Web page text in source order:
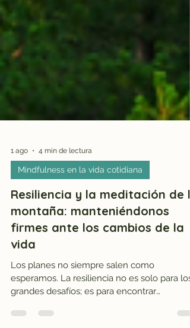
1 ago 4 min de lectura
Mindfulness en la vida cotidiana
Resiliencia y la meditación de
montaña: manteniéndonos
firmes ante los cambios de la
vida
Los planes no siempre salen como
grandes desafíos; es para encontrar